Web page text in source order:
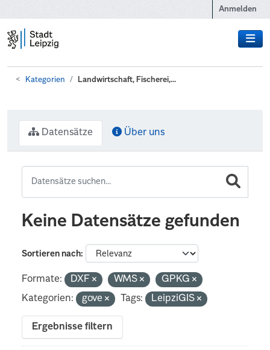
Anmelden
Kategorien Landwirtschaft, Fischerei,...
Datensätze Über uns
Keine Datensätze gefunden
Sortieren nach
Formate: DXF WMS
GPKG
Kategorien:
gove Tags: LeipziGIS
Ergebnisse filtern